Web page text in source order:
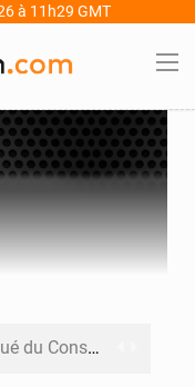
à 11h29 GMT
Communiqué du Conseil des ministres du mercredi 05 août 2026